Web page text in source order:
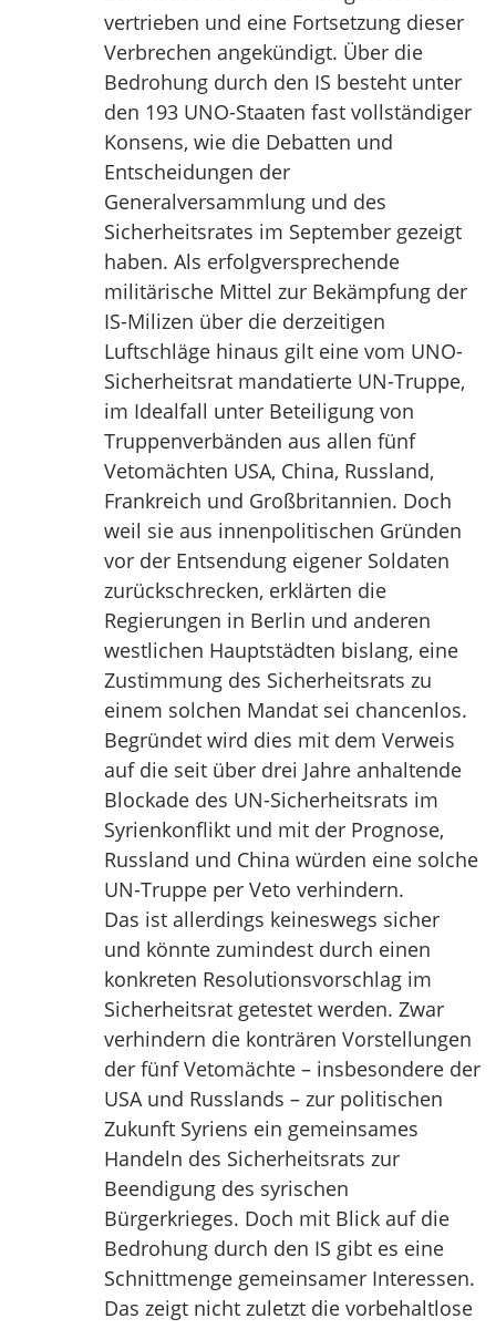
vertrieben und eine Fortsetzung dieser
Verbrechen angekündigt. Über die
Bedrohung durch den IS besteht unter
den 193 UNO-Staaten fast vollständiger
Konsens, wie die Debatten und
Entscheidungen der
Generalversammlung und des
Sicherheitsrates im September gezeigt
haben. Als erfolgversprechende
militärische Mittel zur Bekämpfung der
IS-Milizen über die derzeitigen
Luftschläge hinaus gilt eine vom UNO-
Sicherheitsrat mandatierte UN-Truppe,
im Idealfall unter Beteiligung von
Truppenverbänden aus allen fünf
Vetomächten USA, China, Russland,
Frankreich und Großbritannien. Doch
weil sie aus innenpolitischen Gründen
vor der Entsendung eigener Soldaten
zurückschrecken, erklärten die
Regierungen in Berlin und anderen
westlichen Hauptstädten bislang, eine
Zustimmung des Sicherheitsrats zu
einem solchen Mandat sei chancenlos.
Begründet wird dies mit dem Verweis
auf die seit über drei Jahre anhaltende
Blockade des UN-Sicherheitsrats im
Syrienkonflikt und mit der Prognose,
Russland und China würden eine solche
UN-Truppe per Veto verhindern.
Das ist allerdings keineswegs sicher
und könnte zumindest durch einen
konkreten Resolutionsvorschlag im
Sicherheitsrat getestet werden. Zwar
verhindern die konträren Vorstellungen
der fünf Vetomächte – insbesondere der
USA und Russlands – zur politischen
Zukunft Syriens ein gemeinsames
Handeln des Sicherheitsrats zur
Beendigung des syrischen
Bürgerkrieges. Doch mit Blick auf die
Bedrohung durch den IS gibt es eine
Schnittmenge gemeinsamer Interessen.
Das zeigt nicht zuletzt die vorbehaltlose